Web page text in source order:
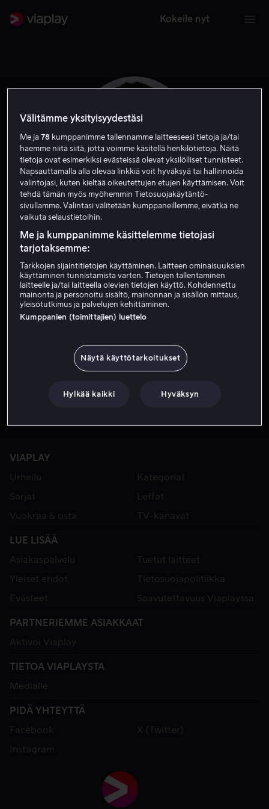
Kokeile nyt
Kett Turton
VIAPLAY
Urheilu
Kategoriat
Sarjat
Leffat
Vuokraa & osta
TV-kanavat
LUE LISÄÄ
Asiakaspalvelu
Tuetut laitteet
Yleiset ehdot
Tietosuojapolitiikka
Evästeet
Saavutettavuus Viaplayssa
PARTNERIEMME ASIAKKAAT
Aktivoi Viaplay
TIETOA VIAPLAYSTA
Medialle
PIDÄ YHTEYTTÄ
Facebook
X (Twitter)
Instagram
Välitämme yksityisyydestäsi
Me ja78 kumppanimme tallennamme laitteeseesi tietoja ja/tai
haemme niitä siitä, jotta voimme käsitellä henkilötietoja. Näitä
tietoja ovat esimerkiksi evästeissä olevat yksilölliset tunnisteet.
Napsauttamalla alla olevaa linkkiä voit hyväksyä tai hallinnoida
valintojasi, kuten kieltää oikeutettujen etujen käyttämisen. Voit
tehdä tämän myös myöhemmin Tietosuojakäytäntö-
sivullamme. Valintasi välitetään kumppaneillemme, eivätkä ne
vaikuta selaustietoihin.
Me ja kumppanimme käsittelemme tietojasi
tarjotaksemme:
Tarkkojen sijaintitietojen käyttäminen. Laitteen ominaisuuksien
käyttäminen tunnistamista varten. Tietojen tallentaminen
laitteelle ja/tai laitteella olevien tietojen käyttö. Kohdennettu
mainonta ja personoitu sisältö, mainonnan ja sisällön mittaus,
yleisötutkimus ja palvelujen kehittäminen.
Kumppanien (toimittajien) luettelo
Näytä käyttötarkoitukset
Hylkää kaikki Hyväksyn